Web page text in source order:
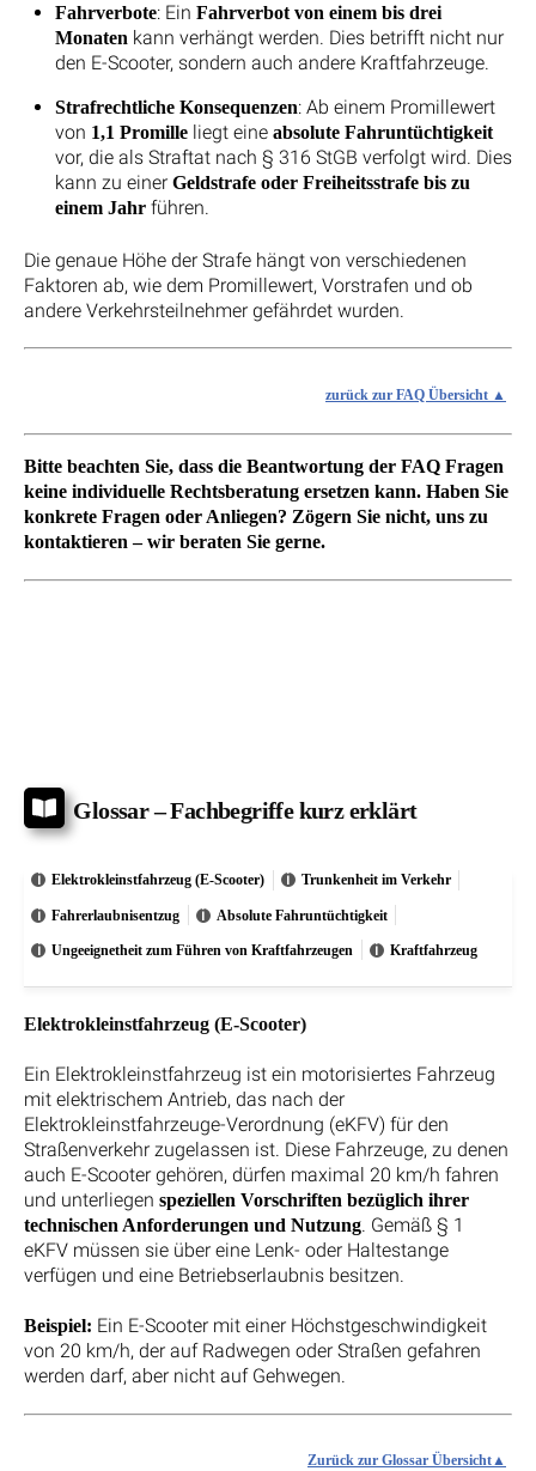
Fahrverbote: Ein Fahrverbot von einem bis drei
Monatenkann verhängt werden. Dies betrifft nicht nur
den E-Scooter, sondern auch andere Kraftfahrzeuge.
Strafrechtliche Konsequenzen: Ab einem Promillewert
von 1,1 Promilleliegt eine absolute Fahruntüchtigkeit
vor, die als Straftat nach § 316 StGB verfolgt wird. Dies
kann zu einer Geldstrafe oder Freiheitsstrafe bis zu
einem Jahrführen.
Die genaue Höhe der Strafe hängt von verschiedenen
Faktoren ab, wie dem Promillewert, Vorstrafen und ob
andere Verkehrsteilnehmer gefährdet wurden.
zurück zur FAQ Übersicht
Bitte beachten Sie, dass die Beantwortung der FAQ Fragen
keine individuelle Rechtsberatung ersetzen kann. Haben Sie
konkrete Fragen oder Anliegen? Zögern Sie nicht, uns zu
kontaktieren – wir beraten Sie gerne.
Glossar – Fachbegriffe kurz erklärt
Elektrokleinstfahrzeug (E-Scooter) Trunkenheit im Verkehr
Fahrerlaubnisentzug Absolute Fahruntüchtigkeit
Ungeeignetheit zum Führen von Kraftfahrzeugen Kraftfahrzeug
Elektrokleinstfahrzeug (E-Scooter)
Ein Elektrokleinstfahrzeug ist ein motorisiertes Fahrzeug
mit elektrischem Antrieb, das nach der
Elektrokleinstfahrzeuge-Verordnung (eKFV) für den
Straßenverkehr zugelassen ist. Diese Fahrzeuge, zu denen
auch E-Scooter gehören, dürfen maximal 20 km/h fahren
und unterliegen speziellen Vorschriften bezüglich ihrer
technischen Anforderungen und Nutzung. Gemäß § 1
eKFV müssen sie über eine Lenk- oder Haltestange
verfügen und eine Betriebserlaubnis besitzen.
Beispiel: Ein E-Scooter mit einer Höchstgeschwindigkeit
von 20 km/h, der auf Radwegen oder Straßen gefahren
werden darf, aber nicht auf Gehwegen.
Zurück zur Glossar Übersicht